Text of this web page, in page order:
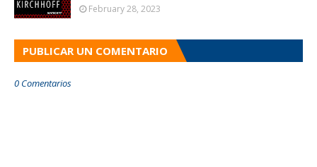
February 28, 2023
PUBLICAR UN COMENTARIO
0 Comentarios